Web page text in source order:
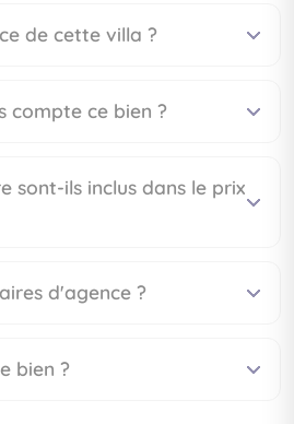
de cette villa ?
compte ce bien ?
sont-ils inclus dans le prix
d'agence ?
bien ?